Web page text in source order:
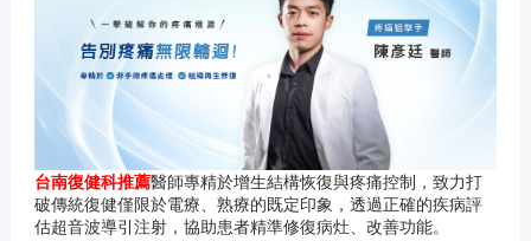
台南復健科推薦醫師專精於增生結構恢復與疼痛控制，致力打
破傳統復健僅限於電療、熟療的既定印象，透過正確的疾病評
估超音波導引注射，協助患者精準修復病灶、改善功能。